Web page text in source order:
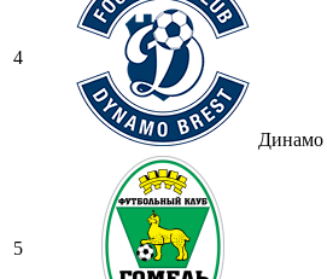
4
Динамо
5